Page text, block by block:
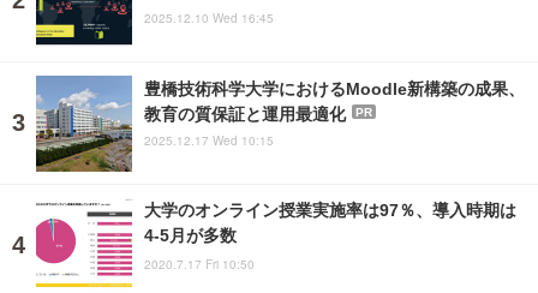
2025.12.10 Wed 16:45
豊橋技術科学大学におけるMoodle新構築の成果、
教育の質保証と運用最適化
PR
2025.12.17 Wed 10:15
大学のオンライン授業実施率は97％、導入時期は
4-5月が多数
2020.7.17 Fri 10:50